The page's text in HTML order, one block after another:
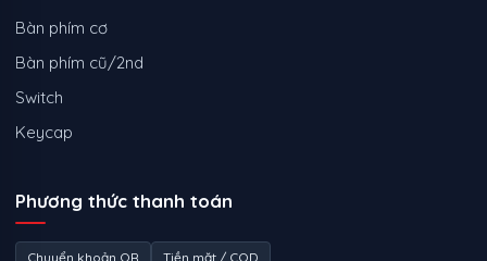
Bàn phím cơ
Bàn phím cũ/2nd
Switch
Keycap
Phương thức thanh toán
Chuyển khoản QR Tiền mặt / COD